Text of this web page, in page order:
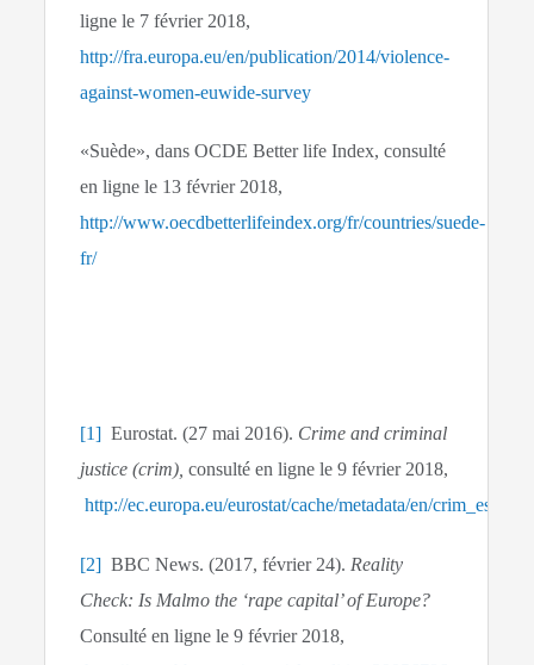
ligne le 7 février 2018,
http://fra.europa.eu/en/publication/2014/violence-
against-women-euwide-survey
«Suède», dans OCDE Better life Index, consulté
en ligne le 13 février 2018,
http://www.oecdbetterlifeindex.org/fr/countries/suede-
fr/
[1] Eurostat. (27 mai 2016). Crime and criminal
justice (crim), consulté en ligne le 9 février 2018,
http://ec.europa.eu/eurostat/cache/metadata/en/
[2] BBC News. (2017, février 24). Reality
Check: Is Malmo the ‘rape capital’ of Europe?
Consulté en ligne le 9 février 2018,